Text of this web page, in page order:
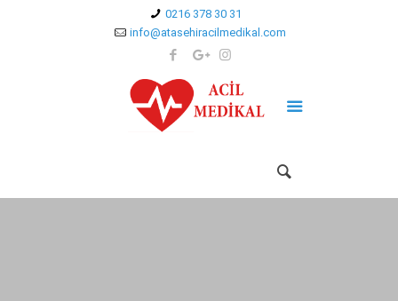
0216 378 30 31
info@atasehiracilmedikal.com